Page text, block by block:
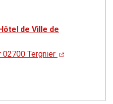
de Ville de
02700 Tergnier